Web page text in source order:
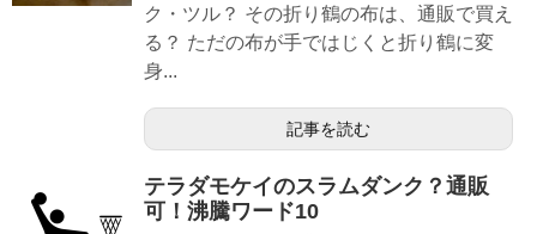
ク・ツル？ その折り鶴の布は、通販で買え
る？ ただの布が手ではじくと折り鶴に変
身...
記事を読む
テラダモケイのスラムダンク？通販
可！沸騰ワード10